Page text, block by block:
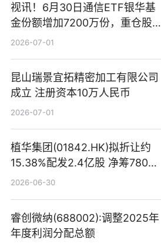
视讯！6月30日通信ETF银华基
金份额增加7200万份，重仓股新
易盛、中际旭创、立讯精密
2026-07-01
昆山瑞景宜拓精密加工有限公司
成立 注册资本10万人民币
2026-07-01
植华集团(01842.HK)拟折让约
15.38%配发2.4亿股 净筹780万
港元
2026-06-30
睿创微纳(688002):调整2025年
年度利润分配总额